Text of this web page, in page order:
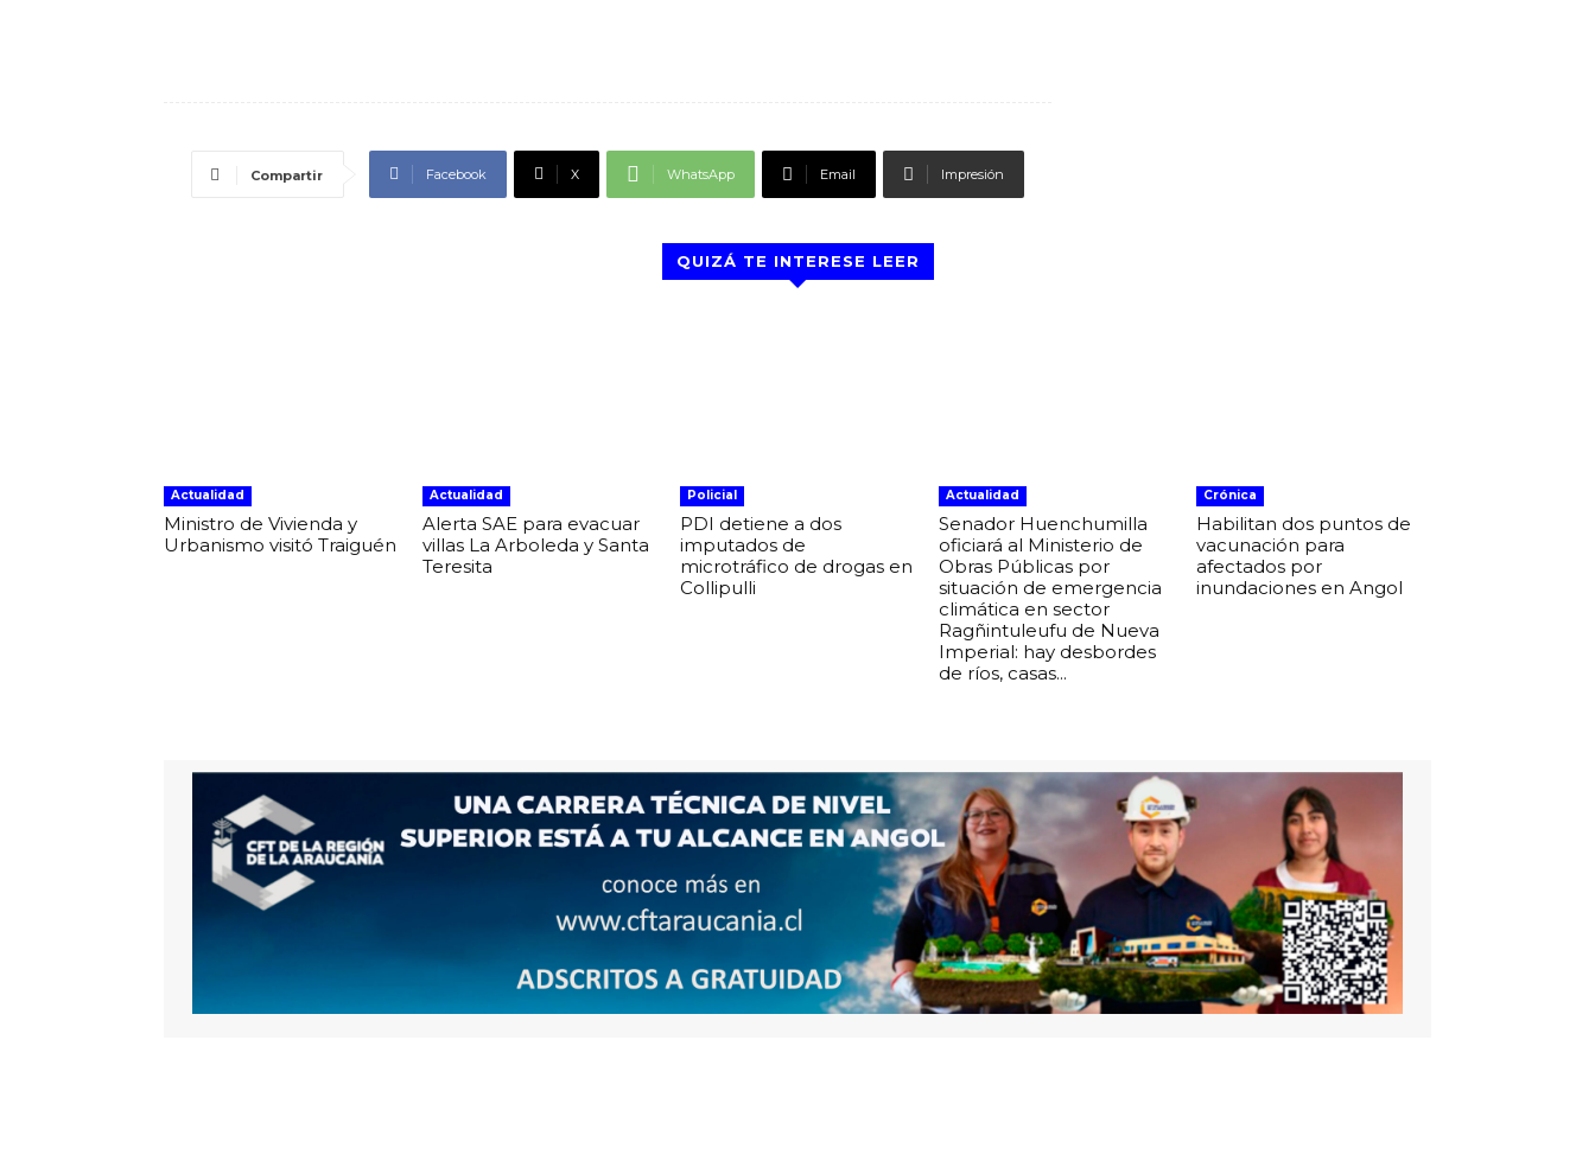
Compartir Facebook X WhatsApp Email Impresión
QUIZÁ TE INTERESE LEER
Actualidad
Ministro de Vivienda y
Urbanismo visitó Traiguén
Actualidad
Alerta SAE para evacuar
villas La Arboleda y Santa
Teresita
Policial
PDI detiene a dos
imputados de
microtráfico de drogas en
Collipulli
Actualidad
Senador Huenchumilla
oficiará al Ministerio de
Obras Públicas por
situación de emergencia
climática en sector
Ragñintuleufu de Nueva
Imperial: hay desbordes
de ríos, casas...
Crónica
Habilitan dos puntos de
vacunación para
afectados por
inundaciones en Angol